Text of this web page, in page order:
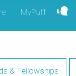
MyPuff
& Fellowships